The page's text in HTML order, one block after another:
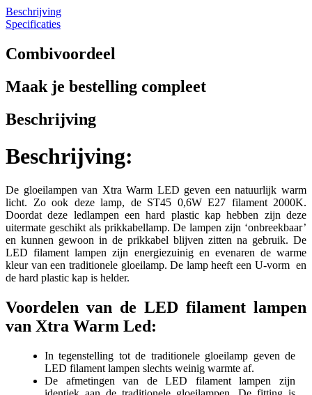
Beschrijving
Specificaties
Combivoordeel
Maak je bestelling compleet
Beschrijving
Beschrijving:
De gloeilampen van Xtra Warm LED geven een natuurlijk warm
licht. Zo ook deze lamp, de ST45 0,6W E27 filament 2000K.
Doordat deze ledlampen een hard plastic kap hebben zijn deze
uitermate geschikt als prikkabellamp. De lampen zijn ‘onbreekbaar’
en kunnen gewoon in de prikkabel blijven zitten na gebruik. De
LED filament lampen zijn energiezuinig en evenaren de warme
kleur van een traditionele gloeilamp. De lamp heeft een U-vorm en
de hard plastic kap is helder.
Voordelen van de LED filament lampen
van Xtra Warm Led:
In tegenstelling tot de traditionele gloeilamp geven de
LED filament lampen slechts weinig warmte af.
De afmetingen van de LED filament lampen zijn